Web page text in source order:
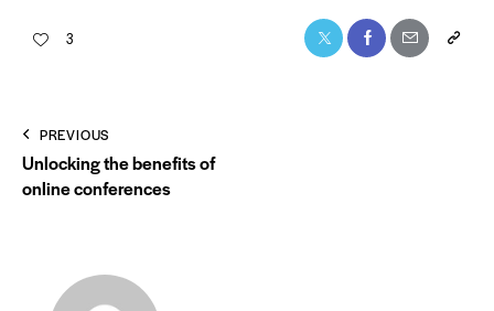
3
PREVIOUS
Unlocking the benefits of
online conferences